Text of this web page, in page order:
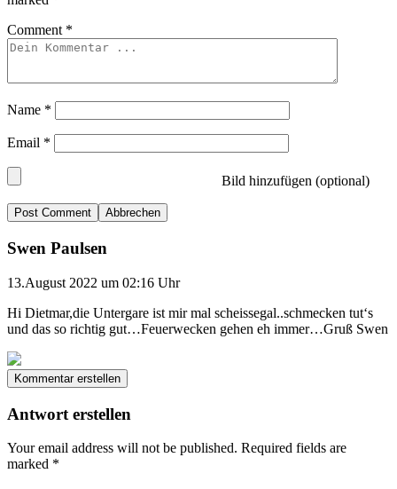
Comment *
Name *
Email *
Bild hinzufügen (optional)
Abbrechen
Swen Paulsen
13.August 2022 um 02:16 Uhr
Hi Dietmar,die Untergare ist mir mal scheissegal..schmecken tut‘s
und das so richtig gut…Feuerwecken gehen eh immer…Gruß Swen
Kommentar erstellen
Antwort erstellen
Your email address will not be published. Required fields are
marked *